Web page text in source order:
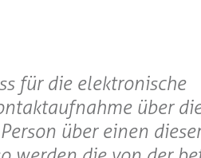
für die elektronische
über
über einen